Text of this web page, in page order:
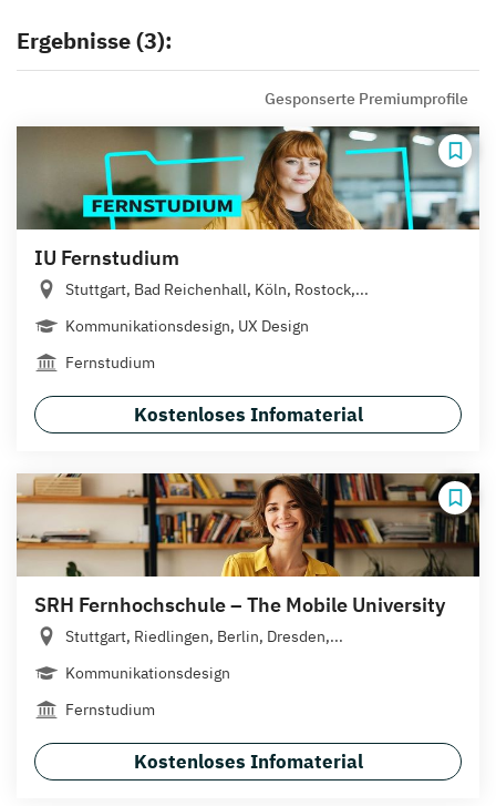
Ergebnisse (3):
Gesponserte Premiumprofile
IU Fernstudium
Stuttgart, Bad Reichenhall, Köln, Rostock,...
Kommunikationsdesign, UX Design
Fernstudium
Kostenloses Infomaterial
SRH Fernhochschule – The Mobile University
Stuttgart, Riedlingen, Berlin, Dresden,...
Kommunikationsdesign
Fernstudium
Kostenloses Infomaterial